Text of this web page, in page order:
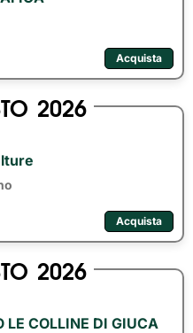
Acquista
2026
Acquista
2026
COLLINE DI GIUCA